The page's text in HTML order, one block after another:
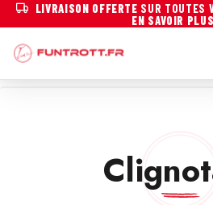
LIVRAISON OFFERTE SUR TOUTES
EN SAVOIR